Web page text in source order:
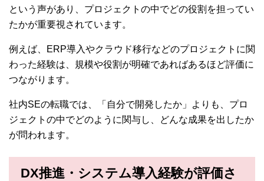
という声があり、プロジェクトの中でどの役割を担ってい
たかが重要視されています。
例えば、ERP導入やクラウド移行などのプロジェクトに関
わった経験は、規模や役割が明確であればあるほど評価に
つながります。
社内SEの転職では、「自分で開発したか」よりも、プロ
ジェクトの中でどのように関与し、どんな成果を出したか
が問われます。
DX推進・システム導入経験が評価さ